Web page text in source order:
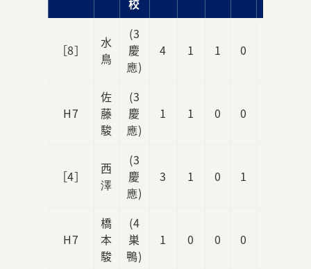
［8］
水
鳥
(3
慶
應)
4 1 1 0
H7
佐
藤
駿
(3
慶
應)
1 1 0 0
［4］
西
澤
(3
慶
應)
3 1 0 1
H7
橋
本
駿
(4
巣
鴨)
1 0 0 0